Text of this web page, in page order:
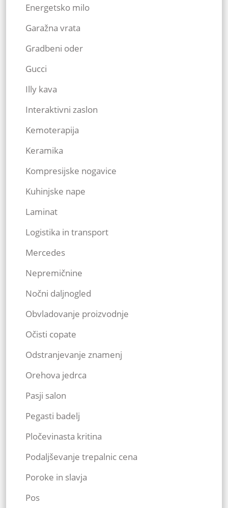
Energetsko milo
Garažna vrata
Gradbeni oder
Gucci
Illy kava
Interaktivni zaslon
Kemoterapija
Keramika
Kompresijske nogavice
Kuhinjske nape
Laminat
Logistika in transport
Mercedes
Nepremičnine
Nočni daljnogled
Obvladovanje proizvodnje
Očisti copate
Odstranjevanje znamenj
Orehova jedrca
Pasji salon
Pegasti badelj
Pločevinasta kritina
Podaljševanje trepalnic cena
Poroke in slavja
Pos